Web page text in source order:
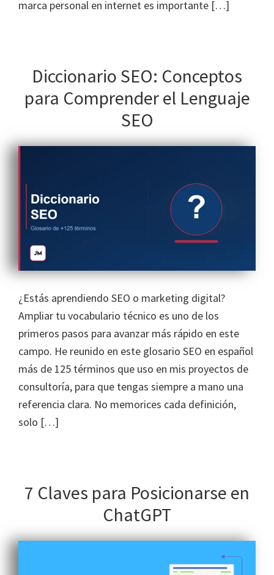
marca personal en internet es importante […]
Diccionario SEO: Conceptos
para Comprender el Lenguaje
SEO
¿Estás aprendiendo SEO o marketing digital?
Ampliar tu vocabulario técnico es uno de los
primeros pasos para avanzar más rápido en este
campo. He reunido en este glosario SEO en español
más de 125 términos que uso en mis proyectos de
consultoría, para que tengas siempre a mano una
referencia clara. No memorices cada definición,
solo […]
7 Claves para Posicionarse en
ChatGPT